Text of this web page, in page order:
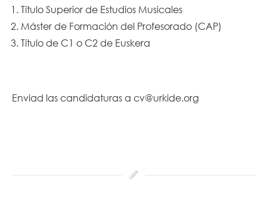
Título Superior de Estudios Musicales
Máster de Formación del Profesorado (CAP)
Título de C1 o C2 de Euskera
Enviad las candidaturas a cv@urkide.org